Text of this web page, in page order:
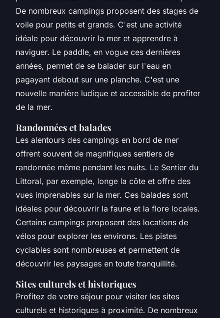
De nombreux campings proposent des stages de
voile pour petits et grands. C'est une activité
idéale pour découvrir la mer et apprendre à
naviguer. Le paddle, en vogue ces dernières
années, permet de se balader sur l'eau en
pagayant debout sur une planche. C'est une
nouvelle manière ludique et accessible de profiter
de la mer.
Randonnées et balades
Les alentours des campings en bord de mer
offrent souvent de magnifiques sentiers de
randonnée même pendant les nuits. Le Sentier du
Littoral, par exemple, longe la côte et offre des
vues imprenables sur la mer. Ces balades sont
idéales pour découvrir la faune et la flore locales.
Certains campings proposent des locations de
vélos pour explorer les environs. Les pistes
cyclables sont nombreuses et permettent de
découvrir les paysages en toute tranquillité.
Sites culturels et historiques
Profitez de votre séjour pour visiter les sites
culturels et historiques à proximité. De nombreux